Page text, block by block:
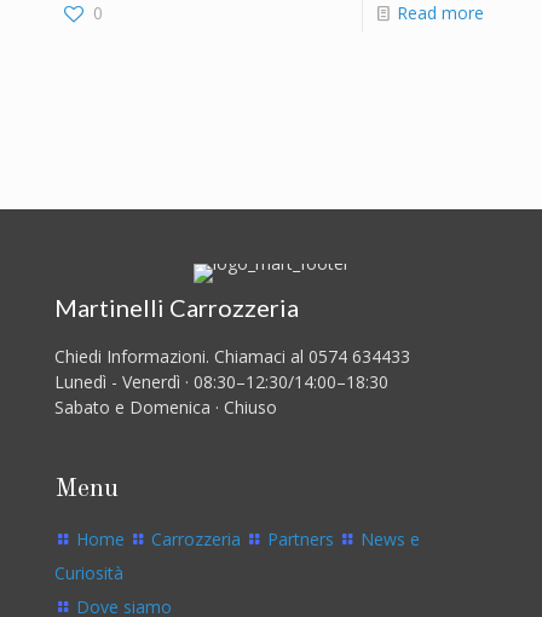
0 Read more
Martinelli Carrozzeria
Chiedi Informazioni. Chiamaci al 0574 634433
Lunedì - Venerdì · 08:30–12:30/14:00–18:30
Sabato e Domenica · Chiuso
Menu
Home Carrozzeria Partners
News e
Curiosità
Dove siamo